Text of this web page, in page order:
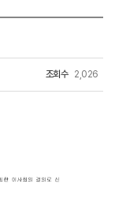
조회수 2,026